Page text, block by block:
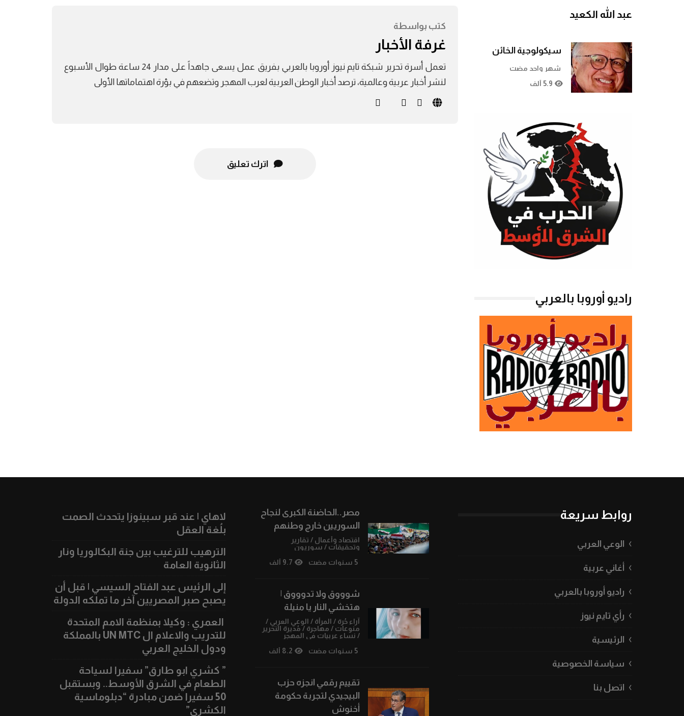
كتب بواسطة
غرفة الأخبار
تعمل أسرة تحرير شبكة تايم نيوز أوروبا بالعربي بفريق عمل يسعى جاهداً على مدار 24 ساعة طوال الأسبوع
لنشر أخبار عربية وعالمية، ترصد أخبار الوطن العربية لعرب المهجر وتضعهم في بؤرة اهتماماتها الأولى
اترك تعليق
عبد الله الكعيد
سيكولوجية الخائن
شهر واحد مضت
5.9 ألف
راديو أوروبا بالعربي
روابط سريعة
الوعي العربي
أغاني عربية
راديو أوروبا بالعربي
رأي تايم نيوز
الرئيسية
سياسة الخصوصية
اتصل بنا
مصر..الحاضنة الكبرى لنجاح
السوريين خارج وطنهم
اقتصاد وأعمال / تقارير
وتحقيقات / سوريون
5 سنوات مضت
9.7 ألف
شوووق ولا تدوووق |
هتخشي النار يا منيلة
آراء حُرة / المرأة / الوعي العربي /
منوعات / مهاجرة / مُديرة التحرير
/ نساء عربيات في المهجر
5 سنوات مضت
8.2 ألف
تقييم رقمي انجزه حزب
البيجيدي لتجربة حكومة
أخنوش
لاهاي | عند قبر سبينوزا يتحدث الصمت
بلُغة العقل
الترهيب للترغيب بين جنة البكالوريا ونار
الثانوية العامة
إلى الرئيس عبد الفتاح السيسي | قبل أن
يصبح صبر المصريين آخر ما تملكه الدولة
العمري : وكيلا بمنظمة الامم المتحدة
للتدريب والاعلام ال UN MTC بالمملكة
ودول الخليج العربي
” كشري ابو طارق” سفيرا لسياحة
الطعام في الشرق الأوسط.. وبستقبل
50 سفيرا ضمن مبادرة “دبلوماسية
الكشري”